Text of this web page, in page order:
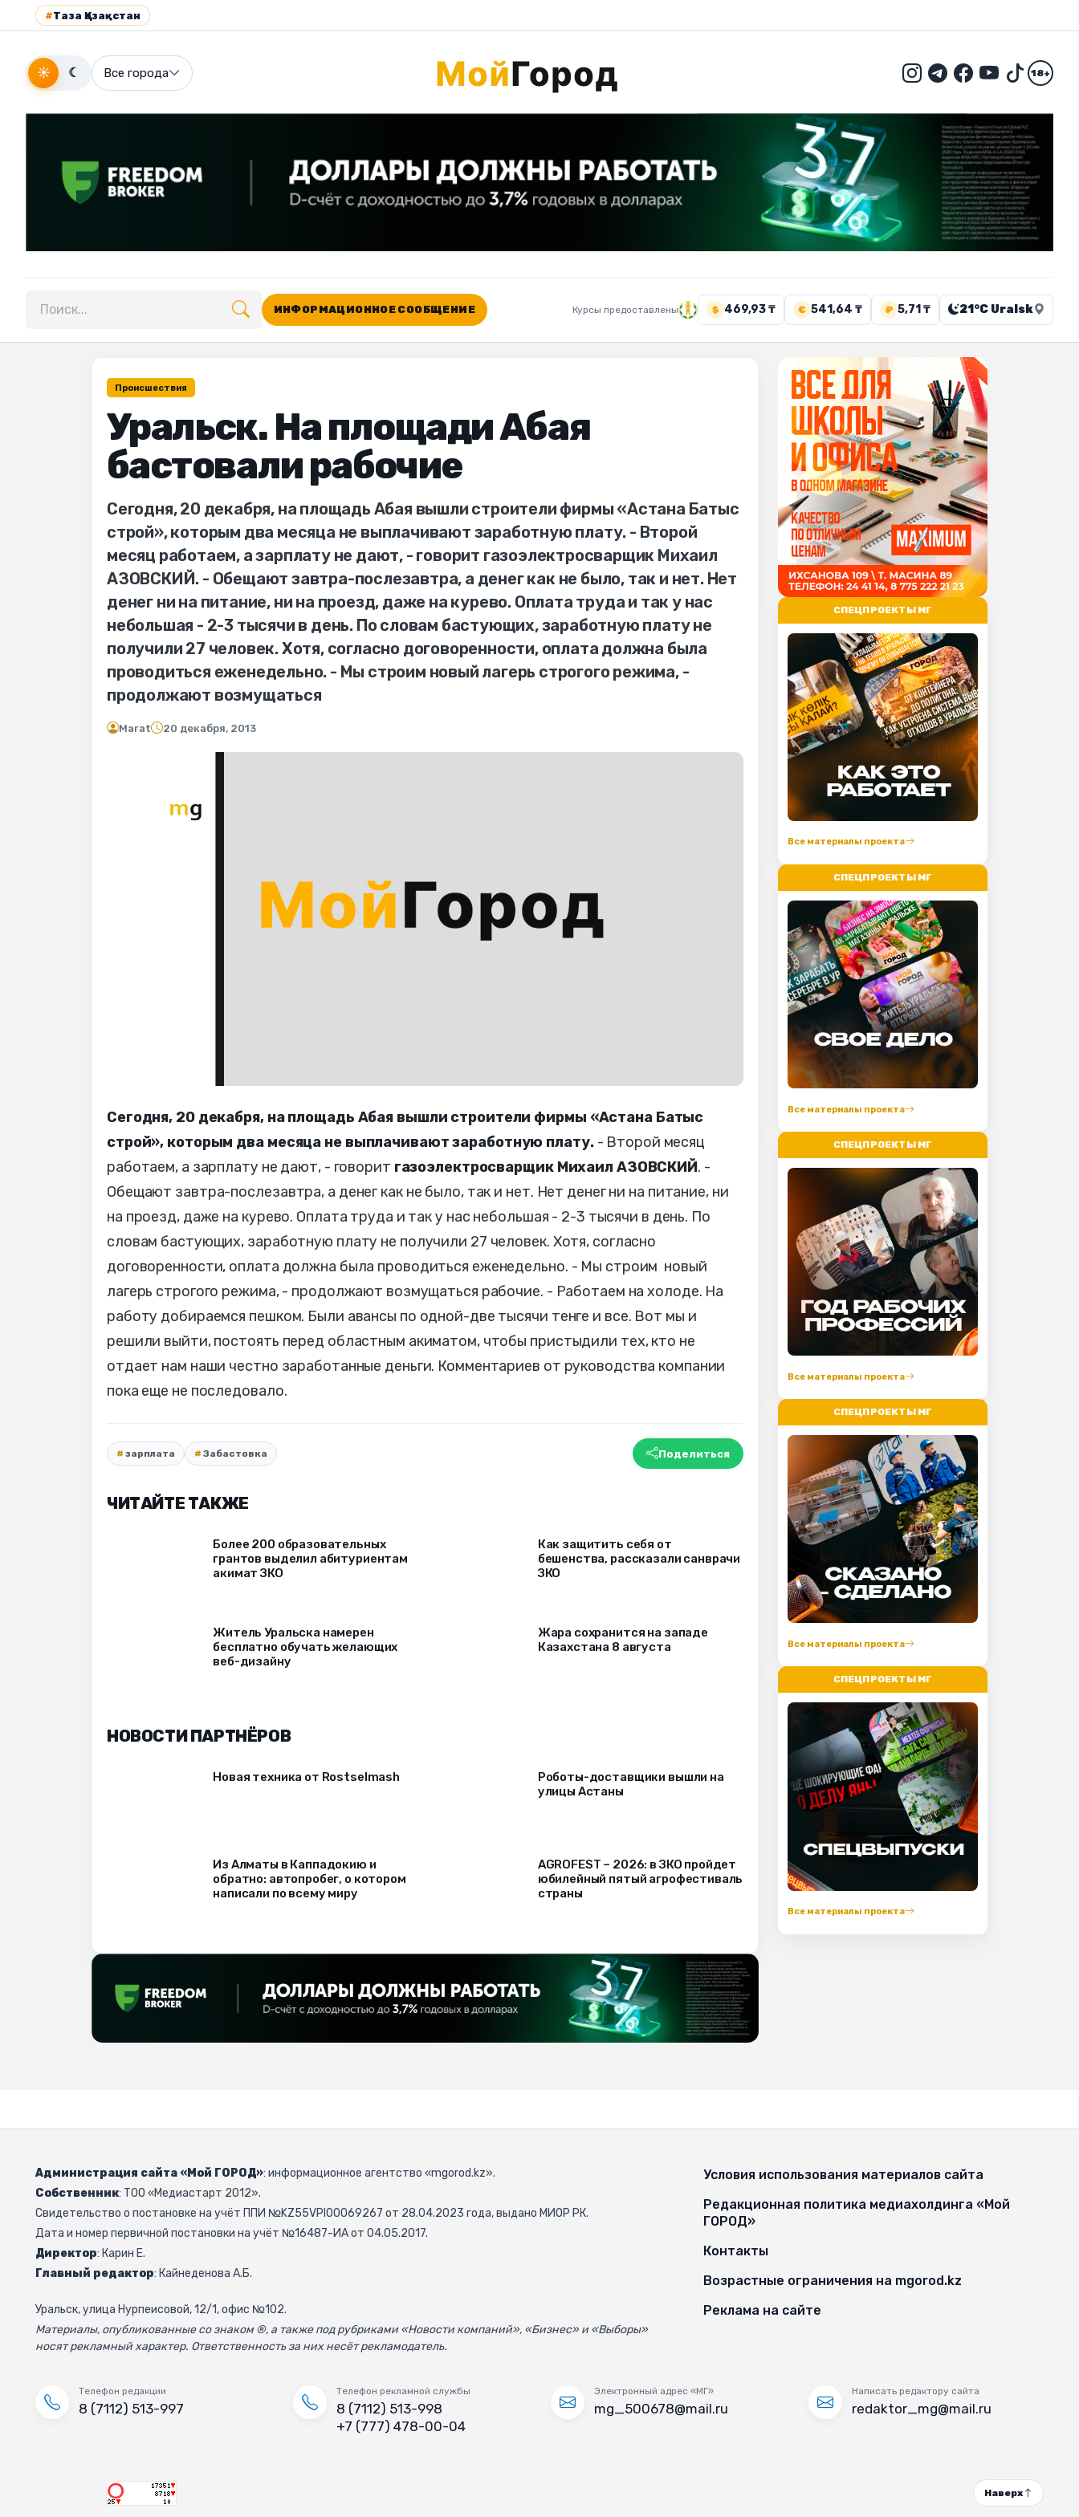
#Таза Қазақстан
☀ ☾ Все города 18+
Поиск по сайту
ИНФОРМАЦИОННОЕ СООБЩЕНИЕ Курсы предоставлены $ 469,93 ₸ € 541,64 ₸ ₽ 5,71 ₸ 21°C Uralsk
Происшествия
Уральск. На площади Абая
бастовали рабочие
Сегодня, 20 декабря, на площадь Абая вышли строители фирмы «Астана Батыс
строй», которым два месяца не выплачивают заработную плату. - Второй
месяц работаем, а зарплату не дают, - говорит газоэлектросварщик Михаил
АЗОВСКИЙ. - Обещают завтра-послезавтра, а денег как не было, так и нет. Нет
денег ни на питание, ни на проезд, даже на курево. Оплата труда и так у нас
небольшая - 2-3 тысячи в день. По словам бастующих, заработную плату не
получили 27 человек. Хотя, согласно договоренности, оплата должна была
проводиться еженедельно. - Мы строим новый лагерь строгого режима, -
продолжают возмущаться
Marat 20 декабря, 2013
Сегодня, 20 декабря, на площадь Абая вышли строители фирмы «Астана Батыс
строй», которым два месяца не выплачивают заработную плату.- Второй месяц
работаем, а зарплату не дают, - говорит газоэлектросварщик Михаил АЗОВСКИЙ. -
Обещают завтра-послезавтра, а денег как не было, так и нет. Нет денег ни на питание, ни
на проезд, даже на курево. Оплата труда и так у нас небольшая - 2-3 тысячи в день. По
словам бастующих, заработную плату не получили 27 человек. Хотя, согласно
договоренности, оплата должна была проводиться еженедельно. - Мы строим новый
лагерь строгого режима, - продолжают возмущаться рабочие. - Работаем на холоде. На
работу добираемся пешком. Были авансы по одной-две тысячи тенге и все. Вот мы и
решили выйти, постоять перед областным акиматом, чтобы пристыдили тех, кто не
отдает нам наши честно заработанные деньги. Комментариев от руководства компании
пока еще не последовало.
зарплата Забастовка Поделиться
ЧИТАЙТЕ ТАКЖЕ
Более 200 образовательных
грантов выделил абитуриентам
акимат ЗКО
Как защитить себя от
бешенства, рассказали санврачи
ЗКО
Житель Уральска намерен
бесплатно обучать желающих
веб-дизайну
Жара сохранится на западе
Казахстана 8 августа
НОВОСТИ ПАРТНЁРОВ
Новая техника от Rostselmash
Роботы-доставщики вышли на
улицы Астаны
Из Алматы в Каппадокию и
обратно: автопробег, о котором
написали по всему миру
AGROFEST – 2026: в ЗКО пройдет
юбилейный пятый агрофестиваль
страны
СПЕЦПРОЕКТЫ МГ
Все материалы проекта
СПЕЦПРОЕКТЫ МГ
Все материалы проекта
СПЕЦПРОЕКТЫ МГ
Все материалы проекта
СПЕЦПРОЕКТЫ МГ
Все материалы проекта
СПЕЦПРОЕКТЫ МГ
Все материалы проекта
Администрация сайта «Мой ГОРОД»: информационное агентство «mgorod.kz».
Собственник: ТОО «Медиастарт 2012».
Свидетельство о постановке на учёт ППИ №KZ55VPI00069267 от 28.04.2023 года, выдано МИОР РК.
Дата и номер первичной постановки на учёт №16487-ИА от 04.05.2017.
Директор: Карин Е.
Главный редактор: Кайнеденова А.Б.
Уральск, улица Нурпеисовой, 12/1, офис №102.
Материалы, опубликованные со знаком ®, а также под рубриками «Новости компаний», «Бизнес» и «Выборы»
носят рекламный характер. Ответственность за них несёт рекламодатель.
Условия использования материалов сайта
Редакционная политика медиахолдинга «Мой
ГОРОД»
Контакты
Возрастные ограничения на mgorod.kz
Реклама на сайте
Телефон редакции
8 (7112) 513-997
Телефон рекламной службы
8 (7112) 513-998
+7 (777) 478-00-04
Электронный адрес «МГ»
mg_500678@mail.ru
Написать редактору сайта
redaktor_mg@mail.ru
Наверх